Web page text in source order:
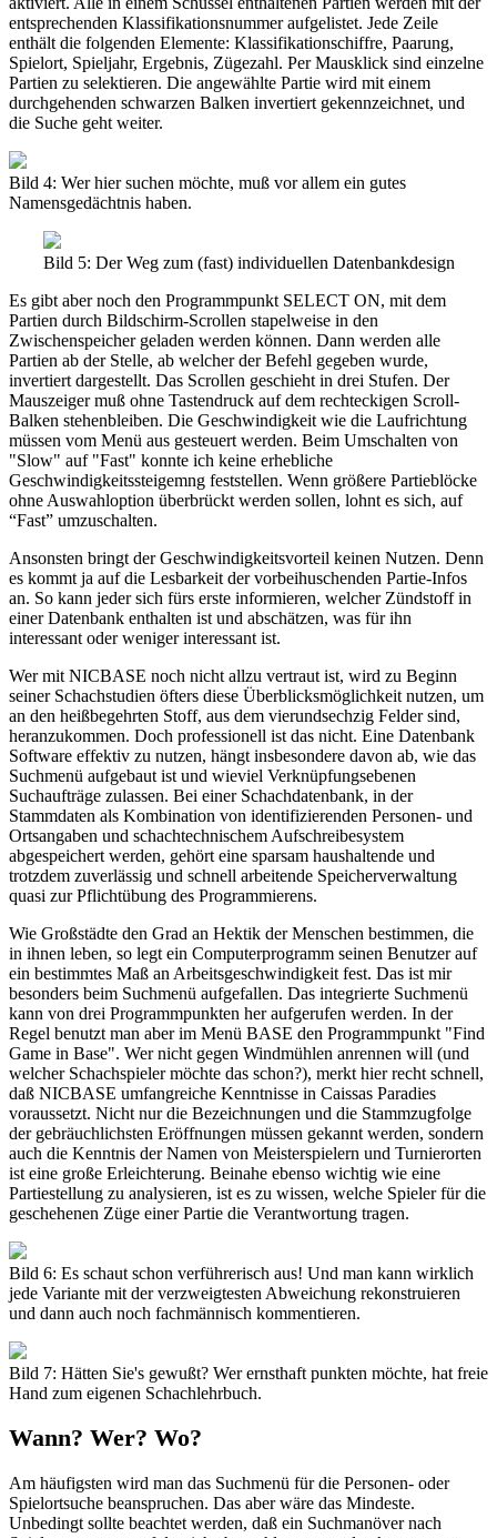
entsprechenden Klassifikationsnummer aufgelistet. Jede Zeile
enthält die folgenden Elemente: Klassifikationschiffre, Paarung,
Spielort, Spieljahr, Ergebnis, Zügezahl. Per Mausklick sind einzelne
Partien zu selektieren. Die angewählte Partie wird mit einem
durchgehenden schwarzen Balken invertiert gekennzeichnet, und
die Suche geht weiter.
Bild 4: Wer hier suchen möchte, muß vor allem ein gutes
Namensgedächtnis haben.
Bild 5: Der Weg zum (fast) individuellen Datenbankdesign
Es gibt aber noch den Programmpunkt SELECT ON, mit dem
Partien durch Bildschirm-Scrollen stapelweise in den
Zwischenspeicher geladen werden können. Dann werden alle
Partien ab der Stelle, ab welcher der Befehl gegeben wurde,
invertiert dargestellt. Das Scrollen geschieht in drei Stufen. Der
Mauszeiger muß ohne Tastendruck auf dem rechteckigen Scroll-
Balken stehenbleiben. Die Geschwindigkeit wie die Laufrichtung
müssen vom Menü aus gesteuert werden. Beim Umschalten von
"Slow" auf "Fast" konnte ich keine erhebliche
Geschwindigkeitssteigemng feststellen. Wenn größere Partieblöcke
ohne Auswahloption überbrückt werden sollen, lohnt es sich, auf
“Fast” umzuschalten.
Ansonsten bringt der Geschwindigkeitsvorteil keinen Nutzen. Denn
es kommt ja auf die Lesbarkeit der vorbeihuschenden Partie-Infos
an. So kann jeder sich fürs erste informieren, welcher Zündstoff in
einer Datenbank enthalten ist und abschätzen, was für ihn
interessant oder weniger interessant ist.
Wer mit NICBASE noch nicht allzu vertraut ist, wird zu Beginn
seiner Schachstudien öfters diese Überblicksmöglichkeit nutzen, um
an den heißbegehrten Stoff, aus dem vierundsechzig Felder sind,
heranzukommen. Doch professionell ist das nicht. Eine Datenbank
Software effektiv zu nutzen, hängt insbesondere davon ab, wie das
Suchmenü aufgebaut ist und wieviel Verknüpfungsebenen
Suchaufträge zulassen. Bei einer Schachdatenbank, in der
Stammdaten als Kombination von identifizierenden Personen- und
Ortsangaben und schachtechnischem Aufschreibesystem
abgespeichert werden, gehört eine sparsam haushaltende und
trotzdem zuverlässig und schnell arbeitende Speicherverwaltung
quasi zur Pflichtübung des Programmierens.
Wie Großstädte den Grad an Hektik der Menschen bestimmen, die
in ihnen leben, so legt ein Computerprogramm seinen Benutzer auf
ein bestimmtes Maß an Arbeitsgeschwindigkeit fest. Das ist mir
besonders beim Suchmenü aufgefallen. Das integrierte Suchmenü
kann von drei Programmpunkten her aufgerufen werden. In der
Regel benutzt man aber im Menü BASE den Programmpunkt "Find
Game in Base". Wer nicht gegen Windmühlen anrennen will (und
welcher Schachspieler möchte das schon?), merkt hier recht schnell,
daß NICBASE umfangreiche Kenntnisse in Caissas Paradies
voraussetzt. Nicht nur die Bezeichnungen und die Stammzugfolge
der gebräuchlichsten Eröffnungen müssen gekannt werden, sondern
auch die Kenntnis der Namen von Meisterspielern und Turnierorten
ist eine große Erleichterung. Beinahe ebenso wichtig wie eine
Partiestellung zu analysieren, ist es zu wissen, welche Spieler für die
geschehenen Züge einer Partie die Verantwortung tragen.
Bild 6: Es schaut schon verführerisch aus! Und man kann wirklich
jede Variante mit der verzweigtesten Abweichung rekonstruieren
und dann auch noch fachmännisch kommentieren.
Bild 7: Hätten Sie's gewußt? Wer ernsthaft punkten möchte, hat freie
Hand zum eigenen Schachlehrbuch.
Wann? Wer? Wo?
Am häufigsten wird man das Suchmenü für die Personen- oder
Spielortsuche beanspruchen. Das aber wäre das Mindeste.
Unbedingt sollte beachtet werden, daß ein Suchmanöver nach